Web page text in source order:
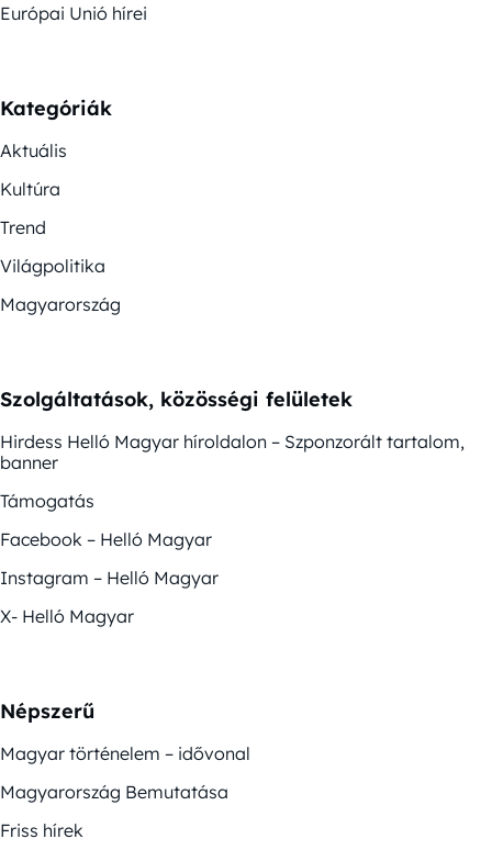
Európai Unió hírei
Kategóriák
Aktuális
Kultúra
Trend
Világpolitika
Magyarország
Szolgáltatások, közösségi felületek
Hirdess Helló Magyar híroldalon – Szponzorált tartalom,
banner
Támogatás
Facebook – Helló Magyar
Instagram – Helló Magyar
X- Helló Magyar
Népszerű
Magyar történelem – idővonal
Magyarország Bemutatása
Friss hírek